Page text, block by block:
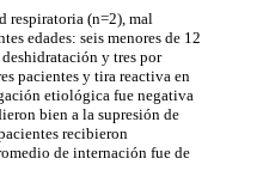
respiratoria (n=2), mal
edades: seis menores de 12
y tres por
pacientes y tira reactiva en
etiológica fue negativa
bien a la supresión de
recibieron
de internación fue de